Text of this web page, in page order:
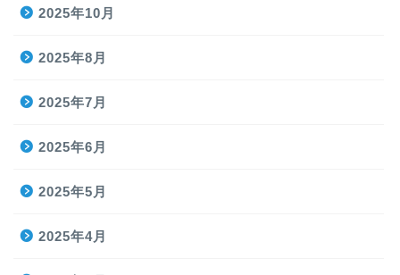
2025年10月
2025年8月
2025年7月
2025年6月
2025年5月
2025年4月